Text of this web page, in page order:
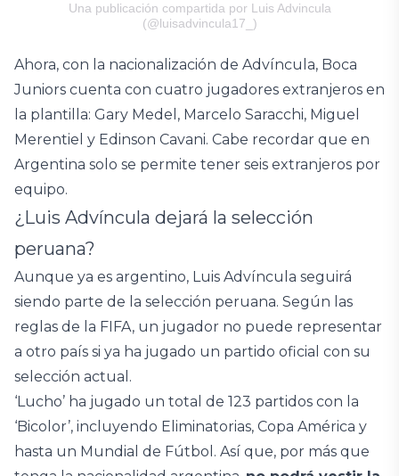
Una publicación compartida por Luis Advincula
(@luisadvincula17_)
Ahora, con la nacionalización de Advíncula, Boca
Juniors cuenta con cuatro jugadores extranjeros en
la plantilla: Gary Medel, Marcelo Saracchi, Miguel
Merentiel y Edinson Cavani. Cabe recordar que en
Argentina solo se permite tener seis extranjeros por
equipo.
¿Luis Advíncula dejará la selección
peruana?
Aunque ya es argentino, Luis Advíncula seguirá
siendo parte de la selección peruana. Según las
reglas de la FIFA, un jugador no puede representar
a otro país si ya ha jugado un partido oficial con su
selección actual.
‘Lucho’ ha jugado un total de 123 partidos con la
‘Bicolor’, incluyendo Eliminatorias, Copa América y
hasta un Mundial de Fútbol. Así que, por más que